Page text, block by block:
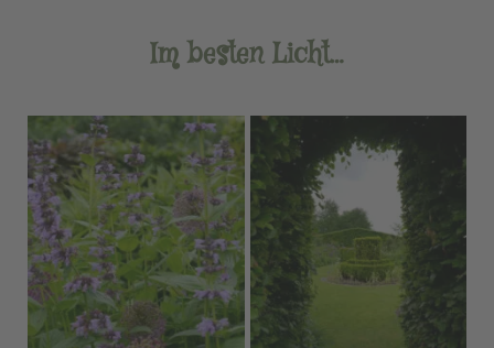
Im besten Licht…